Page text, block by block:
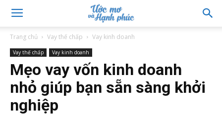
Trang chủ Vay thế chấp Vay kinh doanh
Vay thế chấp Vay kinh doanh
Mẹo vay vốn kinh doanh
nhỏ giúp bạn sẵn sàng khởi
nghiệp